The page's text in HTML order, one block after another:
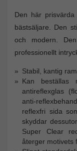
Den här
bästsäljare. Den
och modern.
professionellt
Stabil, kantig
Kan beställas
antireflexglas
anti-
reflexfri sida
skyddar
Super Clear
återger motivets